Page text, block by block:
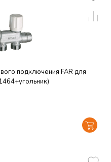
подключения FAR для